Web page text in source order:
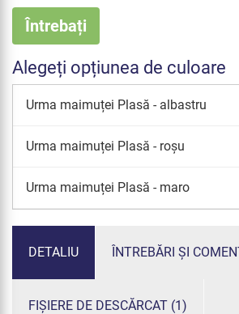
Întrebați
Alegeți opțiunea de culoare
Urma maimuței Plasă - albastru
Urma maimuței Plasă - roșu
Urma maimuței Plasă - maro
DETALIU ÎNTREBĂRI ȘI
FIȘIERE DE DESCĂRCAT (1)